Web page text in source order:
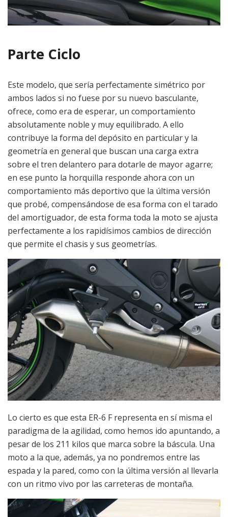
Parte Ciclo
Este modelo, que sería perfectamente simétrico por
ambos lados si no fuese por su nuevo basculante,
ofrece, como era de esperar, un comportamiento
absolutamente noble y muy equilibrado. A ello
contribuye la forma del depósito en particular y la
geometría en general que buscan una carga extra
sobre el tren delantero para dotarle de mayor agarre;
en ese punto la horquilla responde ahora con un
comportamiento más deportivo que la última versión
que probé, compensándose de esa forma con el tarado
del amortiguador, de esta forma toda la moto se ajusta
perfectamente a los rapidísimos cambios de dirección
que permite el chasis y sus geometrías.
Lo cierto es que esta ER-6 F representa en sí misma el
paradigma de la agilidad, como hemos ido apuntando, a
pesar de los 211 kilos que marca sobre la báscula. Una
moto a la que, además, ya no pondremos entre las
espada y la pared, como con la última versión al llevarla
con un ritmo vivo por las carreteras de montaña.